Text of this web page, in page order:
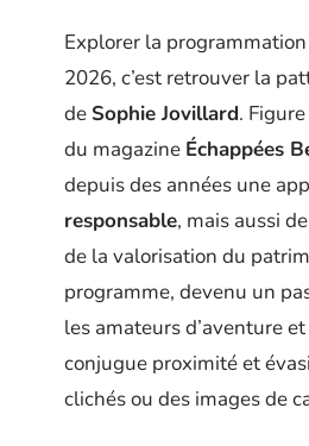
Explorer la
2026, c’est retrouver la
de Sophie Jovillard.
du magazine Échappées
depuis des années une
responsable, mais aussi
de la valorisation du
programme, devenu un
les amateurs d’aventure
conjugue proximité et
clichés ou des images de